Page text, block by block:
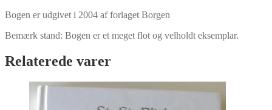
Bogen er udgivet i 2004 af forlaget Borgen
Bemærk stand: Bogen er et meget flot og velholdt eksemplar.
Relaterede varer